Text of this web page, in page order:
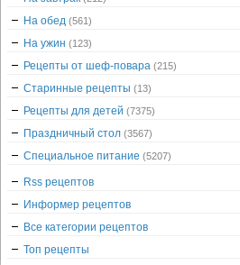
На обед (561)
На ужин (123)
Рецепты от шеф-повара (215)
Старинные рецепты (13)
Рецепты для детей (7375)
Праздничный стол (3567)
Специальное питание (5207)
Rss рецептов
Информер рецептов
Все категории рецептов
Топ рецепты